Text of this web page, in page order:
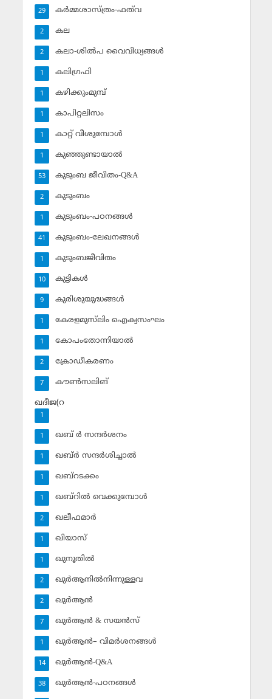
കര്‍മ്മശാസ്ത്രം-ഫത്‌വ
29
കല
2
കലാ-ശില്‍പ വൈവിധ്യങ്ങള്‍
2
കലിഗ്രഫി
1
കഴിക്കുംമുമ്പ്
1
കാപിറ്റലിസം
1
കാറ്റ് വീശുമ്പോള്‍
1
കുഞ്ഞുണ്ടായാല്‍
1
കുടുംബ ജീവിതം-Q&A
53
കുടുംബം
2
കുടുംബം-പഠനങ്ങള്‍
1
കുടുംബം-ലേഖനങ്ങള്‍
41
കുടുംബജീവിതം
1
കുട്ടികള്‍
10
കുരിശുയുദ്ധങ്ങള്‍
9
കേരളമുസ്‌ലിം ഐക്യസംഘം
1
കോപംതോന്നിയാല്‍
1
ക്രോഡീകരണം
2
കൗണ്‍സലിങ്‌
7
ഖദീജ(റ
1
ഖബ് ര്‍ സന്ദര്‍ശനം
1
ഖബ്ര്‍ സന്ദര്‍ശിച്ചാല്‍
1
ഖബ്‌റടക്കം
1
ഖബ്‌റില്‍ വെക്കുമ്പോള്‍
1
ഖലീഫമാര്‍
2
ഖിയാസ്
1
ഖുനൂതില്‍
1
ഖുര്‍ആനില്‍നിന്നുള്ളവ
2
ഖുര്‍ആന്‍
2
ഖുര്‍ആന്‍ & സയന്‍സ്‌
7
ഖുര്‍ആന്‍– വിമര്‍ശനങ്ങള്‍
1
ഖുര്‍ആന്‍-Q&A
14
ഖുര്‍ആന്‍-പഠനങ്ങള്‍
38